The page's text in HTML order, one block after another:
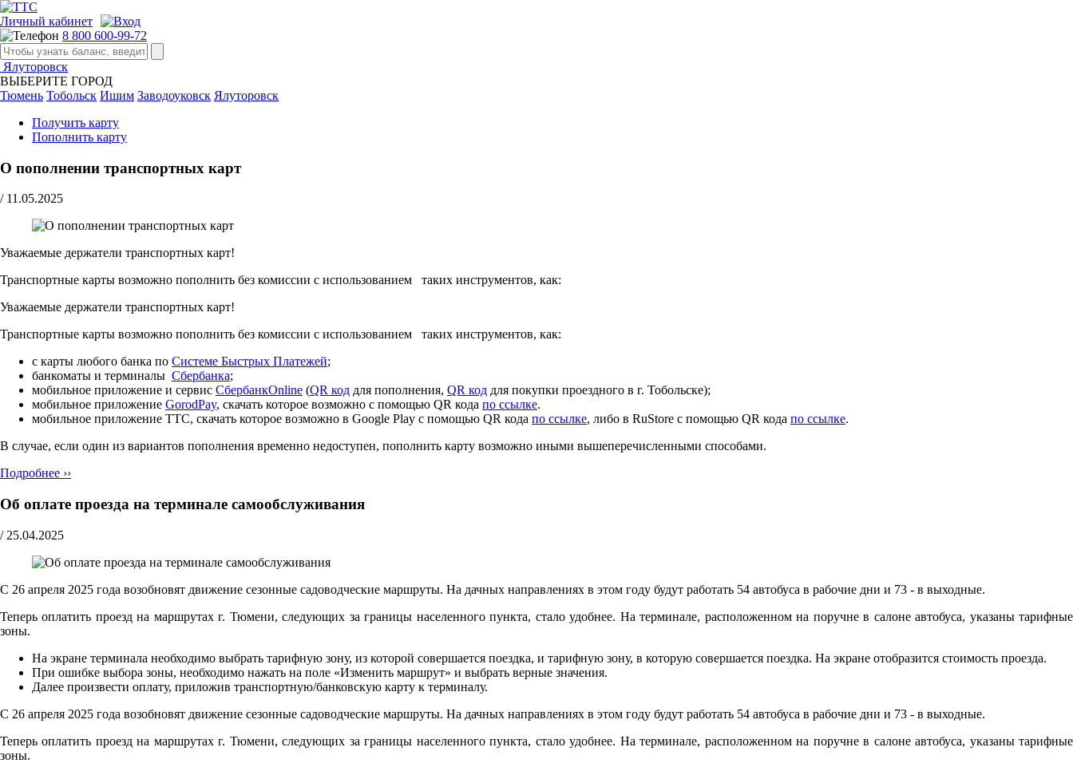
Личный кабинет
8 800 600-99-72
Ялуторовск
ВЫБЕРИТЕ ГОРОД
Тюмень Тобольск Ишим Заводоуковск Ялуторовск
Получить карту
Пополнить карту
О пополнении транспортных карт
/ 11.05.2025
Уважаемые держатели транспортных карт!
Транспортные карты возможно пополнить без комиссии с использованием таких инструментов, как:
Уважаемые держатели транспортных карт!
Транспортные карты возможно пополнить без комиссии с использованием таких инструментов, как:
с карты любого банка по Cистеме Быстрых Платежей;
банкоматы и терминалы Сбербанка;
мобильное приложение и сервис СбербанкOnline (QR код для пополнения, QR код для покупки проездного в г. Тобольске);
мобильное приложение GorodPay, скачать которое возможно с помощью QR кода по ссылке.
мобильное приложение ТТС, скачать которое возможно в Google Play с помощью QR кода по ссылке, либо в RuStore с помощью QR кода по ссылке.
В случае, если один из вариантов пополнения временно недоступен, пополнить карту возможно иными вышеперечисленными способами.
Подробнее ››
Об оплате проезда на терминале самообслуживания
/ 25.04.2025
С 26 апреля 2025 года возобновят движение сезонные садоводческие маршруты. На дачных направлениях в этом году будут работать 54 автобуса в рабочие дни и 73 - в выходные.
Теперь оплатить проезд на маршрутах г. Тюмени, следующих за границы населенного пункта, стало удобнее. На терминале, расположенном на поручне в салоне автобуса, указаны тарифные
зоны.
На экране терминала необходимо выбрать тарифную зону, из которой совершается поездка, и тарифную зону, в которую совершается поездка. На экране отобразится стоимость проезда.
При ошибке выбора зоны, необходимо нажать на поле «Изменить маршрут» и выбрать верные значения.
Далее произвести оплату, приложив транспортную/банковскую карту к терминалу.
С 26 апреля 2025 года возобновят движение сезонные садоводческие маршруты. На дачных направлениях в этом году будут работать 54 автобуса в рабочие дни и 73 - в выходные.
Теперь оплатить проезд на маршрутах г. Тюмени, следующих за границы населенного пункта, стало удобнее. На терминале, расположенном на поручне в салоне автобуса, указаны тарифные
зоны.